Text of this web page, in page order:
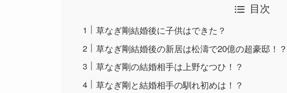
目次
草なぎ剛結婚後に子供はできた？
草なぎ剛結婚後の新居は松濤で20億の超豪邸！？
草なぎ剛の結婚相手は上野なつひ！？
草なぎ剛と結婚相手の馴れ初めは！？